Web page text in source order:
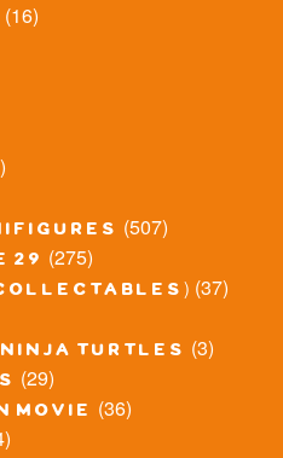
(16)
(507)
29 (275)
(37)
ninja turtles (3)
(29)
movie (36)